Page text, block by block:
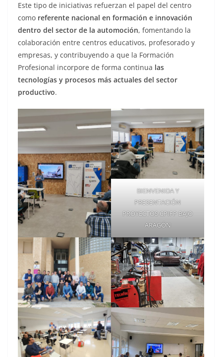
Este tipo de iniciativas refuerzan el papel del centro
como referente nacional en formación e innovación
dentro del sector de la automoción, fomentando la
colaboración entre centros educativos, profesorado y
empresas, y contribuyendo a que la Formación
Profesional incorpore de forma continua las
tecnologías y procesos más actuales del sector
productivo.
BIENVENIDA Y
PRESENTACIÓN
PROYECTOS CPIFP BAJO
ARAGÓN